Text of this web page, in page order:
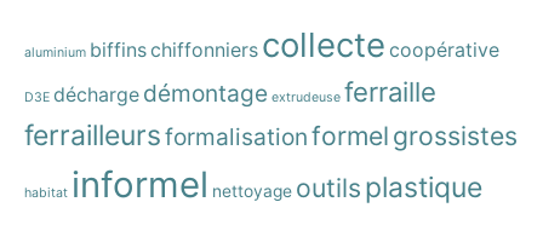
aluminium biffinschiffonniers collecte coopérative
D3E décharge démontage extrudeuse ferraille
ferrailleursformalisationformelgrossistes
habitat informel nettoyage outilsplastique